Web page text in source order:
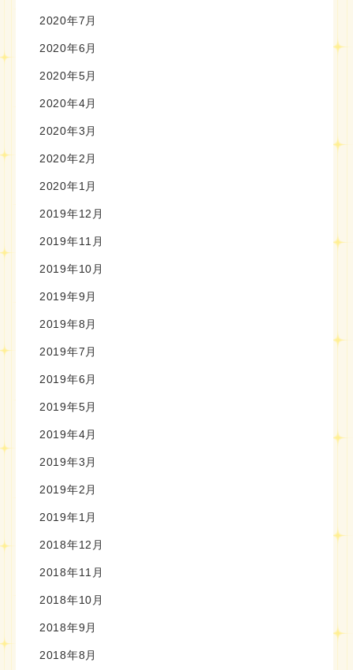
2020年7月
2020年6月
2020年5月
2020年4月
2020年3月
2020年2月
2020年1月
2019年12月
2019年11月
2019年10月
2019年9月
2019年8月
2019年7月
2019年6月
2019年5月
2019年4月
2019年3月
2019年2月
2019年1月
2018年12月
2018年11月
2018年10月
2018年9月
2018年8月